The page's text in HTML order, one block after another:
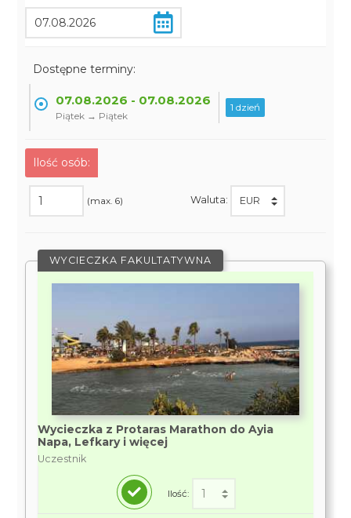
Dostępne terminy:
07.08.2026 - 07.08.2026
Piątek → Piątek
1 dzień
Ilość osób:
(max. 6) Waluta:
WYCIECZKA FAKULTATYWNA
Wycieczka z Protaras Marathon do Ayia
Napa, Lefkary i więcej
Uczestnik
Ilość: